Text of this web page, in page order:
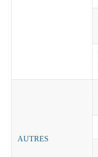
AUTRES